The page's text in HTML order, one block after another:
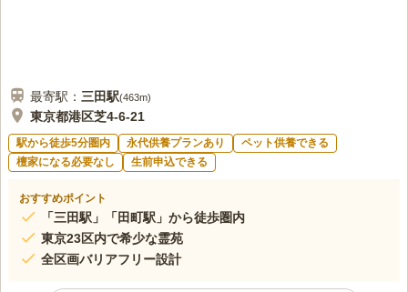
最寄駅： 三田駅(463m)
東京都港区芝4-6-21
駅から徒歩5分圏内 永代供養プランあり
ペット供養できる
檀家になる必要なし
生前申込できる
おすすめポイント
「三田駅」「田町駅」から徒歩圏内
東京23区内で希少な霊苑
全区画バリアフリー設計